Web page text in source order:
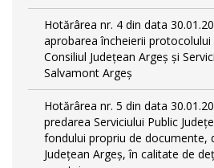
Hotărârea nr. 4 din data
aprobarea încheierii
Consiliul Județean Argeș și
Salvamont Argeș
Hotărârea nr. 5 din data
predarea Serviciului Public
fondului propriu de documente,
Județean Argeș, în calitate de